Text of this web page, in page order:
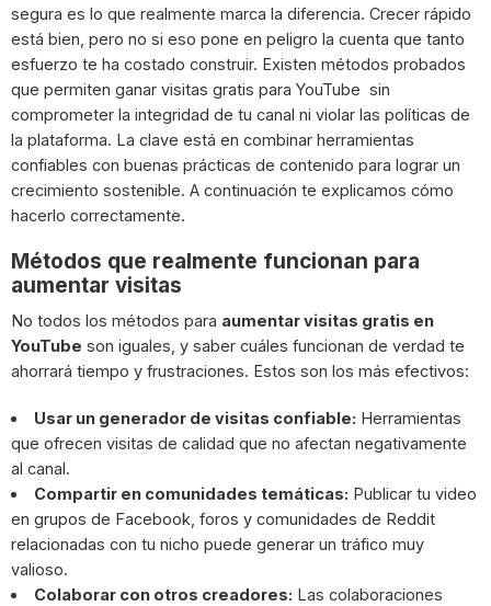
segura es lo que realmente marca la diferencia. Crecer rápido
está bien, pero no si eso pone en peligro la cuenta que tanto
esfuerzo te ha costado construir. Existen métodos probados
que permiten ganar visitas gratis para YouTube sin
comprometer la integridad de tu canal ni violar las políticas de
la plataforma. La clave está en combinar herramientas
confiables con buenas prácticas de contenido para lograr un
crecimiento sostenible. A continuación te explicamos cómo
hacerlo correctamente.
Métodos que realmente funcionan para
aumentar visitas
No todos los métodos para aumentar visitas gratis en
YouTube son iguales, y saber cuáles funcionan de verdad te
ahorrará tiempo y frustraciones. Estos son los más efectivos:
Usar un generador de visitas confiable: Herramientas
que ofrecen visitas de calidad que no afectan negativamente
al canal.
Compartir en comunidades temáticas: Publicar tu video
en grupos de Facebook, foros y comunidades de Reddit
relacionadas con tu nicho puede generar un tráfico muy
valioso.
Colaborar con otros creadores: Las colaboraciones